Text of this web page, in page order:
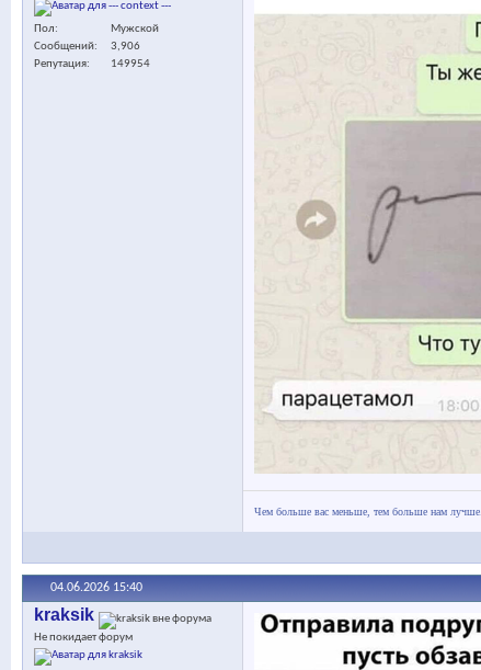
Пол
Мужской
Сообщений
3,906
Репутация
149954
Чем больше вас меньше, тем больше нам лучше.
04.06.2026 15:40
kraksik
Не покидает форум